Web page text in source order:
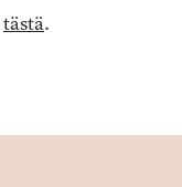
tästä.